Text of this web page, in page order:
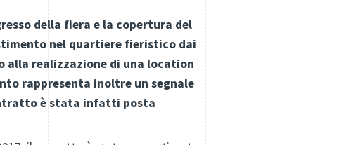
della fiera e la copertura del
nel quartiere fieristico dai
alla realizzazione di una location
rappresenta inoltre un segnale
è stata infatti posta